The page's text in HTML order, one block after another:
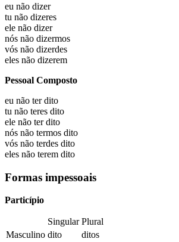
eu não dizer
tu não dizeres
ele não dizer
nós não dizermos
vós não dizerdes
eles não dizerem
Pessoal Composto
eu não ter dito
tu não teres dito
ele não ter dito
nós não termos dito
vós não terdes dito
eles não terem dito
Formas impessoais
Particípio
Singular Plural
Masculino dito ditos